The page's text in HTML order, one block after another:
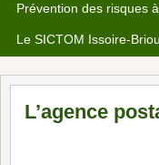
Prévention des risques
Le SICTOM Issoire-
L’agence